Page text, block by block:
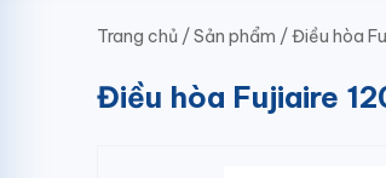
Trang chủ /Sản phẩm /Điều hòa
Điều hòa Fujiaire